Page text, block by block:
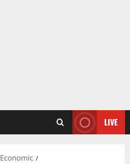
LIVE
Economic